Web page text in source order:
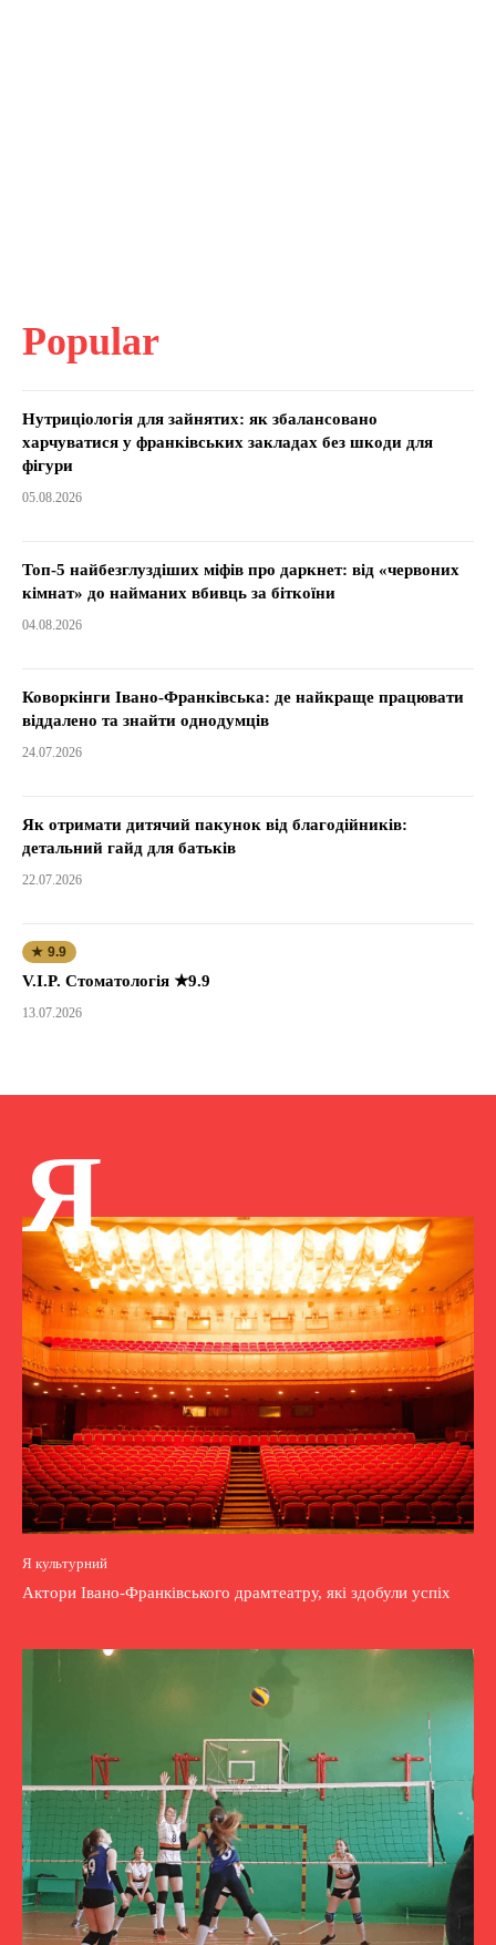
Popular
Нутриціологія для зайнятих: як збалансовано
харчуватися у франківських закладах без шкоди для
фігури
05.08.2026
Топ-5 найбезглуздіших міфів про даркнет: від «червоних
кімнат» до найманих вбивць за біткоїни
04.08.2026
Коворкінги Івано-Франківська: де найкраще працювати
віддалено та знайти однодумців
24.07.2026
Як отримати дитячий пакунок від благодійників:
детальний гайд для батьків
22.07.2026
★ 9.9
V.I.P. Стоматологія ★9.9
13.07.2026
Я
Я культурний
Актори Івано-Франківського драмтеатру, які здобули успіх